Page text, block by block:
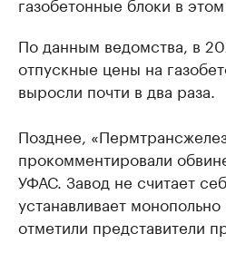
По данным ведомства, в
отпускные цены на
выросли почти в два раза.
Позднее,
прокомментировали
УФАС. Завод не считает
устанавливает
отметили представители